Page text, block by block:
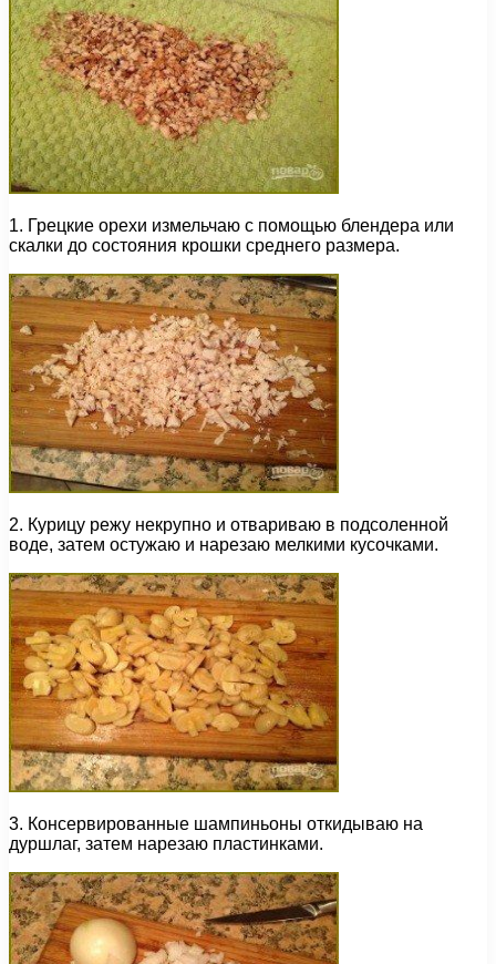
1. Грецкие орехи измельчаю с помощью блендера или
скалки до состояния крошки среднего размера.
2. Курицу режу некрупно и отвариваю в подсоленной
воде, затем остужаю и нарезаю мелкими кусочками.
3. Консервированные шампиньоны откидываю на
дуршлаг, затем нарезаю пластинками.